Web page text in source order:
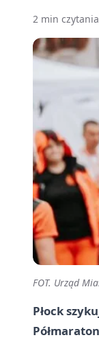
2 min czytania
FOT. Urząd
Płock